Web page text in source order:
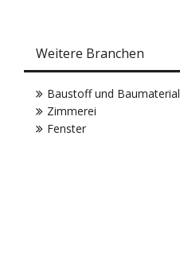
Weitere Branchen
Baustoff und Baumaterial
Zimmerei
Fenster